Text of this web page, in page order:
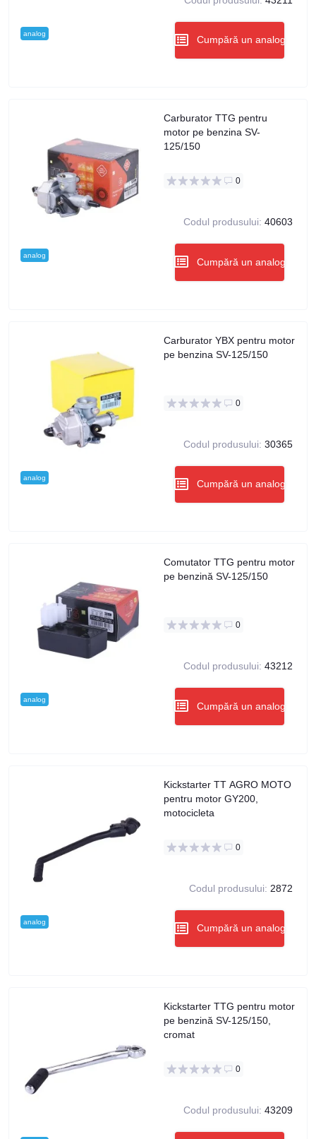
analog
Cumpără un analog
analog
Carburator TTG pentru
motor pe benzina SV-
125/150
0
Codul produsului: 40603
Cumpără un analog
analog
Carburator YBX pentru motor
pe benzina SV-125/150
0
Codul produsului: 30365
Cumpără un analog
analog
Comutator TTG pentru motor
pe benzină SV-125/150
0
Codul produsului: 43212
Cumpără un analog
analog
Kickstarter TT AGRO MOTO
pentru motor GY200,
motocicleta
0
Codul produsului: 2872
Cumpără un analog
Kickstarter TTG pentru motor
pe benzină SV-125/150,
cromat
0
Codul produsului: 43209